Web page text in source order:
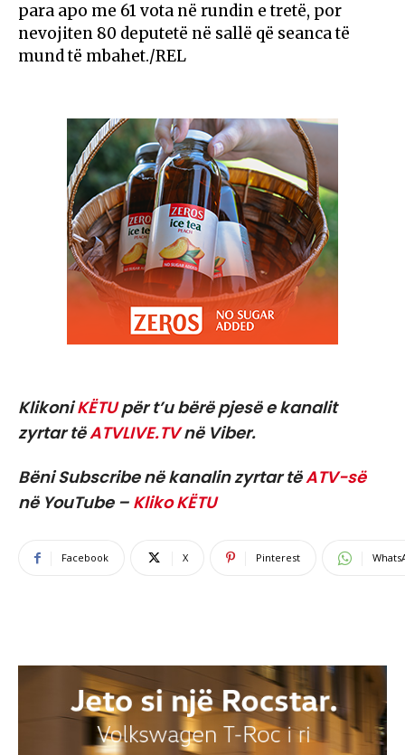
para apo me 61 vota në rundin e tretë, por
nevojiten 80 deputetë në sallë që seanca të
mund të mbahet./REL
KlikoniKËTUpër t’u bërë pjesë e kanalit
zyrtar tëATVLIVE.TVnë Viber.
Bëni Subscribe në kanalin zyrtar tëATV-së
në YouTube – Kliko KËTU
Facebook X Pinterest